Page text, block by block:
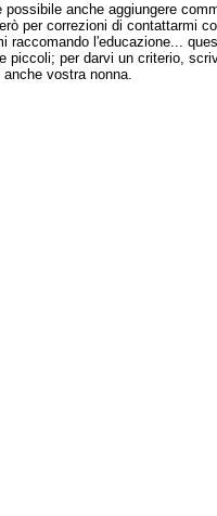
possibile anche aggiungere
per correzioni di contattarmi
raccomando l'educazione...
piccoli; per darvi un criterio,
vostra nonna.